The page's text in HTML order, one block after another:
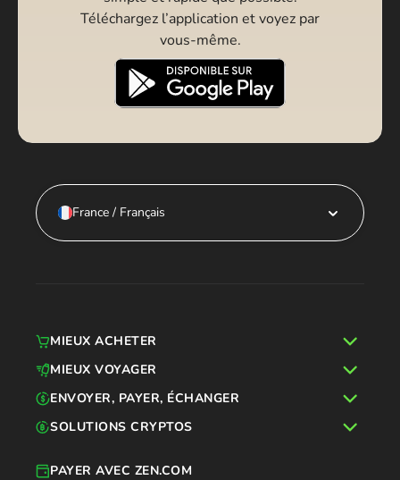
Téléchargez l’application et voyez par
vous-même.
France / Français
PAYER AVEC ZEN.COM
MIEUX ACHETER
MIEUX VOYAGER
ENVOYER, PAYER, ÉCHANGER
SOLUTIONS CRYPTOS